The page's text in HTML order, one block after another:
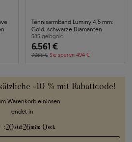
-10 % mit Rabattcode!
Warenkorb einlösen
endet in
:20std:25min: 59sek
Tennisarmband Luminy 4,5 mm:
Gold, schwarze Diamanten
585|gelbgold
6.561 €
7.055 € Sie sparen 494 €